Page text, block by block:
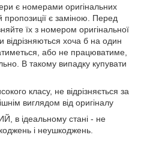
є номерами оригінальних
пропозиції є заміною. Перед
їх з номером оригінальної
відрізняються хоча б на один
або не працюватиме,
В такому випадку купувати
класу, не відрізняється за
виглядом від оригіналу
в ідеальному стані - не
і неушкоджень.